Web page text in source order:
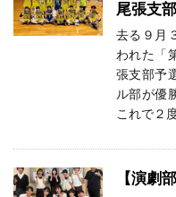
尾張支
去る９月
われた「
張支部予
ル部が優
これで２
【演劇